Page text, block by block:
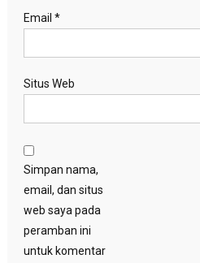
Email *
Situs Web
Simpan nama,
email, dan situs
web saya pada
peramban ini
untuk komentar